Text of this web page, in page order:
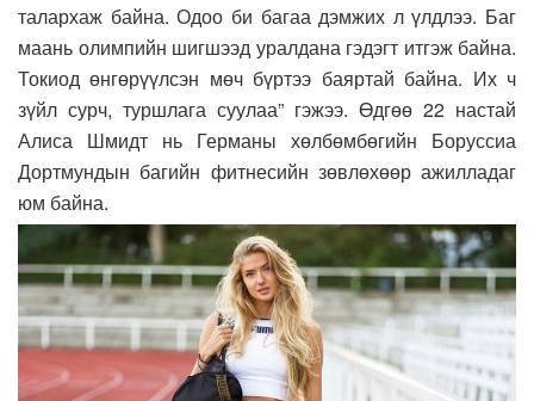
талархаж байна. Одоо би багаа дэмжих л үлдлээ. Баг
маань олимпийн шигшээд уралдана гэдэгт итгэж байна.
Токиод өнгөрүүлсэн мөч бүртээ баяртай байна. Их ч
зүйл сурч, туршлага суулаа” гэжээ. Өдгөө 22 настай
Алиса Шмидт нь Германы хөлбөмбөгийн Боруссиа
Дортмундын багийн фитнесийн зөвлөхөөр ажилладаг
юм байна.